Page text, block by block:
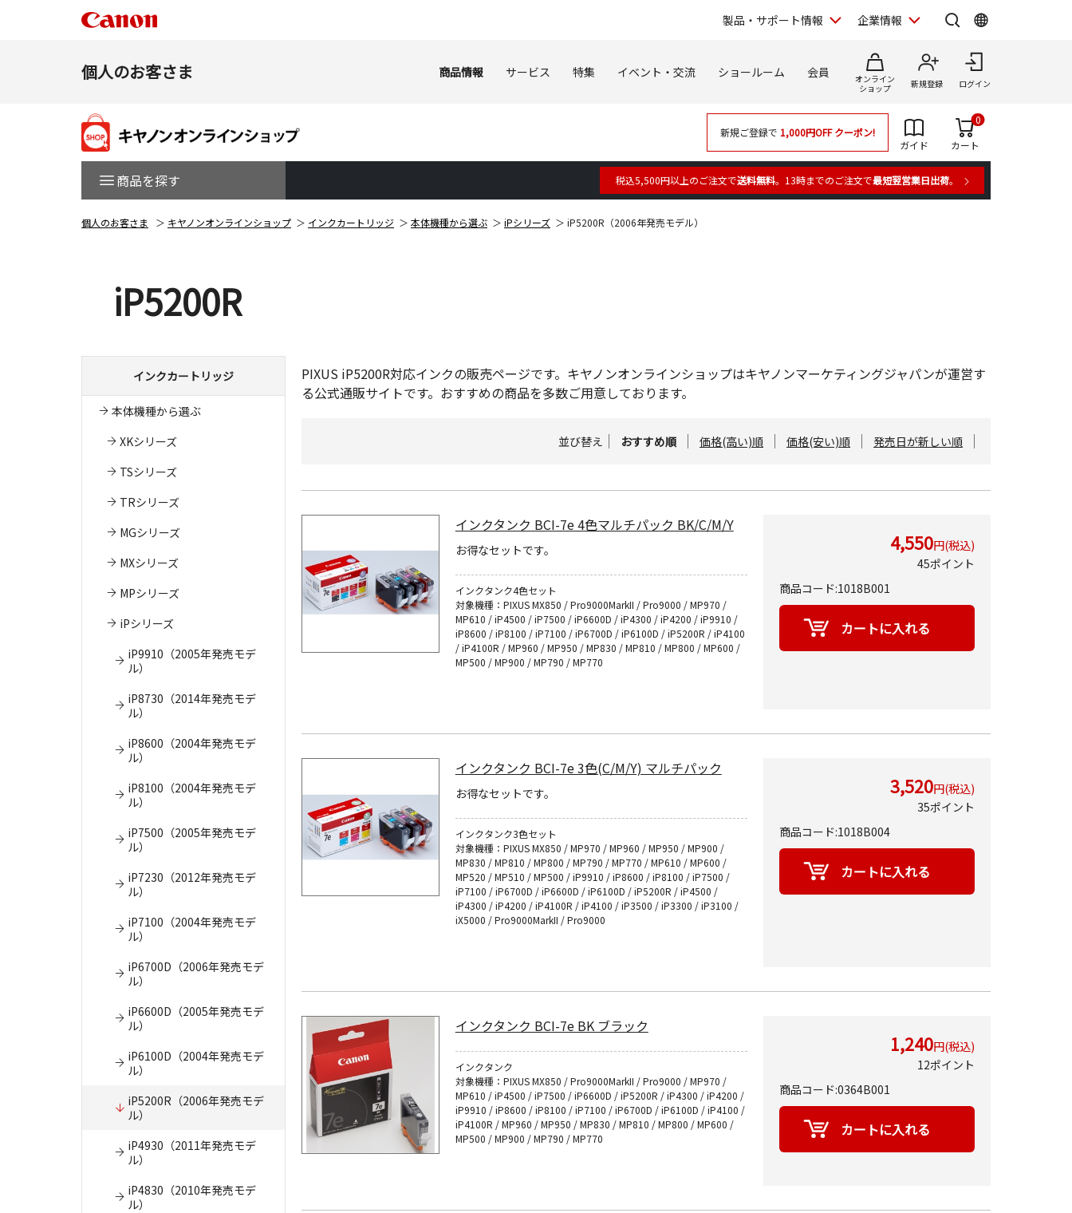
製品・サポート情報 企業情報
個人のお客さま 商品情報 サービス 特集 イベント・交流 ショールーム 会員
オンライン
ショップ
新規登録 ログイン
商品を探す
新規ご登録で 1,000円OFFクーポン!
ガイド
カート
0
税込5,500円以上のご注文で送料無料。13時までのご注文で最短翌営業日出荷。
個人のお客さま キヤノンオンラインショップ インクカートリッジ 本体機種から選ぶ iPシリーズ iP5200R（2006年発売モデル）
iP5200R
インクカートリッジ
本体機種から選ぶ
XKシリーズ
TSシリーズ
TRシリーズ
MGシリーズ
MXシリーズ
MPシリーズ
iPシリーズ
iP9910（2005年発売モデ
ル）
iP8730（2014年発売モデ
ル）
iP8600（2004年発売モデ
ル）
iP8100（2004年発売モデ
ル）
iP7500（2005年発売モデ
ル）
iP7230（2012年発売モデ
ル）
iP7100（2004年発売モデ
ル）
iP6700D（2006年発売モデ
ル）
iP6600D（2005年発売モデ
ル）
iP6100D（2004年発売モデ
ル）
iP5200R（2006年発売モデ
ル）
iP4930（2011年発売モデ
ル）
iP4830（2010年発売モデ
ル）
PIXUS iP5200R対応インクの販売ページです。キヤノンオンラインショップはキヤノンマーケティングジャパンが運営す
る公式通販サイトです。おすすめの商品を多数ご用意しております。
並び替え おすすめ順 価格(高い)順 価格(安い)順 発売日が新しい順
インクタンク BCI-7e 4色マルチパック BK/C/M/Y
お得なセットです。
インクタンク4色セット
対象機種：PIXUS MX850 / Pro9000MarkII / Pro9000 / MP970 /
MP610 / iP4500 / iP7500 / iP6600D / iP4300 / iP4200 / iP9910 /
iP8600 / iP8100 / iP7100 / iP6700D / iP6100D / iP5200R / iP4100
/ iP4100R / MP960 / MP950 / MP830 / MP810 / MP800 / MP600 /
MP500 / MP900 / MP790 / MP770
4,550円(税込)
45ポイント
商品コード:1018B001
インクタンク BCI-7e 3色(C/M/Y) マルチパック
お得なセットです。
インクタンク3色セット
対象機種：PIXUS MX850 / MP970 / MP960 / MP950 / MP900 /
MP830 / MP810 / MP800 / MP790 / MP770 / MP610 / MP600 /
MP520 / MP510 / MP500 / iP9910 / iP8600 / iP8100 / iP7500 /
iP7100 / iP6700D / iP6600D / iP6100D / iP5200R / iP4500 /
iP4300 / iP4200 / iP4100R / iP4100 / iP3500 / iP3300 / iP3100 /
iX5000 / Pro9000MarkII / Pro9000
3,520円(税込)
35ポイント
商品コード:1018B004
インクタンク BCI-7e BK ブラック
インクタンク
対象機種：PIXUS MX850 / Pro9000MarkII / Pro9000 / MP970 /
MP610 / iP4500 / iP7500 / iP6600D / iP5200R / iP4300 / iP4200 /
iP9910 / iP8600 / iP8100 / iP7100 / iP6700D / iP6100D / iP4100 /
iP4100R / MP960 / MP950 / MP830 / MP810 / MP800 / MP600 /
MP500 / MP900 / MP790 / MP770
1,240円(税込)
12ポイント
商品コード:0364B001